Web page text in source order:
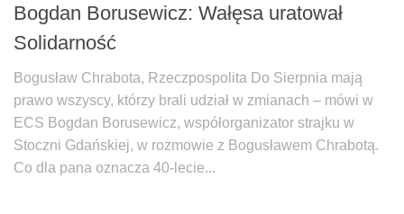
Bogdan Borusewicz: Wałęsa uratował
Solidarność
Bogusław Chrabota, Rzeczpospolita Do Sierpnia mają
prawo wszyscy, którzy brali udział w zmianach – mówi w
ECS Bogdan Borusewicz, współorganizator strajku w
Stoczni Gdańskiej, w rozmowie z Bogusławem Chrabotą.
Co dla pana oznacza 40-lecie...